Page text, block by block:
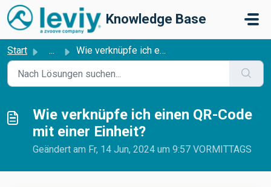
Zum hauptsächlichen Inhalt gehen
Knowledge Base
Start ... Wie verknüpfe ich einen QR-Code mit einer Einheit?
Wie verknüpfe ich einen QR-Code
mit einer Einheit?
Geändert am Fr, 14 Jun, 2024 um 9:57 VORMITTAGS